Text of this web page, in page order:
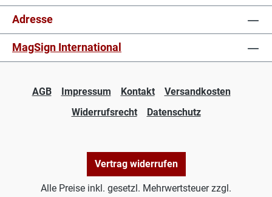
Adresse
MagSign International
AGB Impressum Kontakt
Versandkosten
Widerrufsrecht
Datenschutz
Vertrag widerrufen
Alle Preise inkl. gesetzl. Mehrwertsteuer zzgl.